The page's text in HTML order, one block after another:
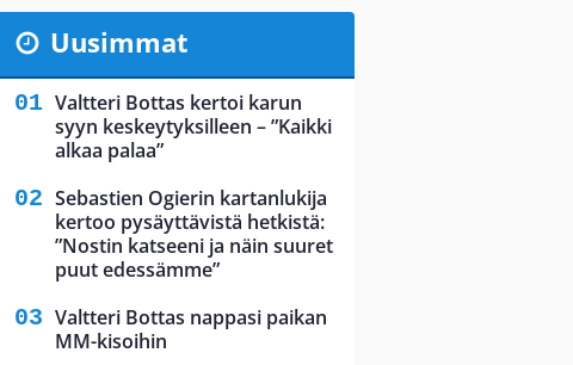
Uusimmat
Valtteri Bottas kertoi karun
syyn keskeytyksilleen – ”Kaikki
alkaa palaa”
Sebastien Ogierin kartanlukija
kertoo pysäyttävistä hetkistä:
”Nostin katseeni ja näin suuret
puut edessämme”
Valtteri Bottas nappasi paikan
MM-kisoihin